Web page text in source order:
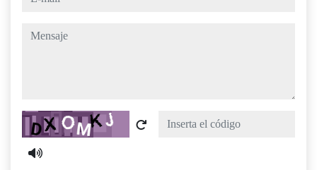
mensaje
Captcha